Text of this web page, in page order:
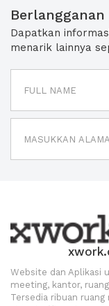
Dapatkan
menarik lainnya
Website dan Aplikasi
meeting, kantor,
Tersedia ribuan